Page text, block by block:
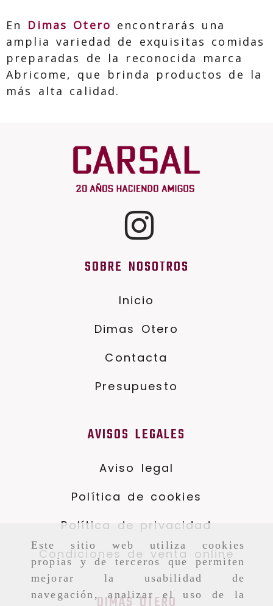
Este sitio web utiliza cookies
propias y de terceros que permiten
mejorar la usabilidad de
navegación, analizar el uso de la
En Dimas Otero encontrarás una
amplia variedad de exquisitas comidas
preparadas de la reconocida marca
Abricome, que brinda productos de la
más alta calidad.
SOBRE NOSOTROS
Inicio
Dimas Otero
Contacta
Presupuesto
AVISOS LEGALES
Aviso legal
Política de cookies
Política de privacidad
Condiciones de venta online